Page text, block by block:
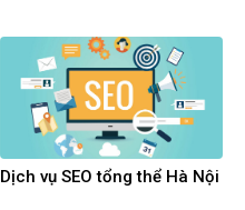
Dịch vụ SEO tổng thể Hà Nội